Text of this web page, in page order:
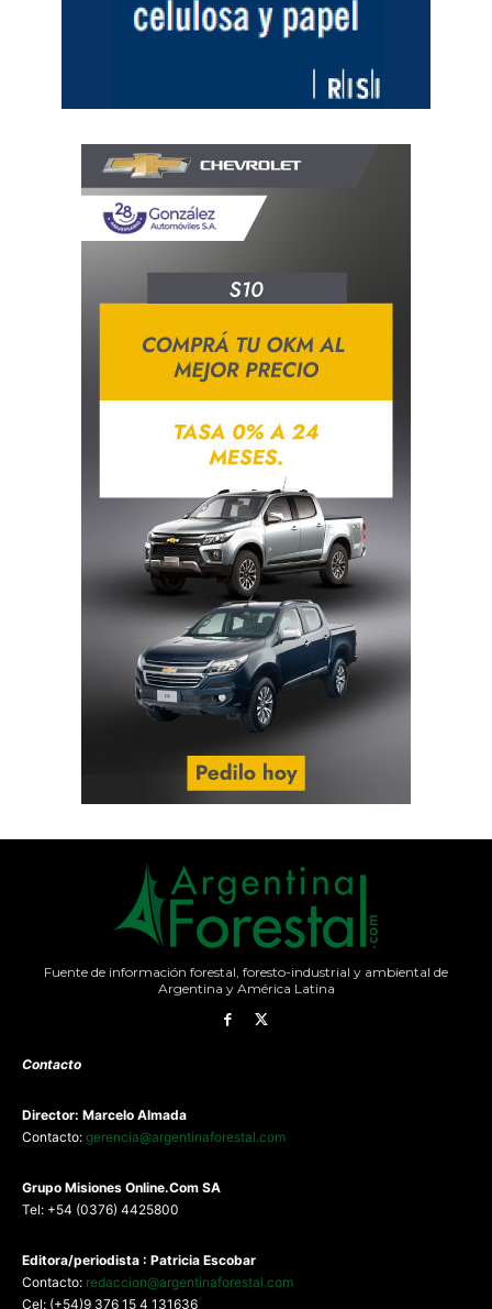
Fuente de información forestal, foresto-industrial y ambiental de
Argentina y América Latina
Contacto
Director: Marcelo Almada
Contacto: gerencia@argentinaforestal.com
Grupo Misiones Online.Com SA
Tel: +54 (0376) 4425800
Editora/periodista : Patricia Escobar
Contacto: redaccion@argentinaforestal.com
Cel: (+54)9 376 15 4 131636